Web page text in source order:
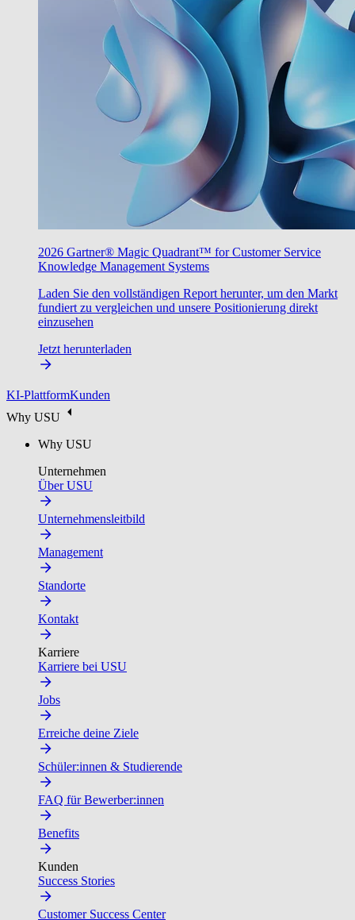
2026 Gartner® Magic Quadrant™ for Customer Service
Knowledge Management Systems
Laden Sie den vollständigen Report herunter, um den Markt
fundiert zu vergleichen und unsere Positionierung direkt
einzusehen
Jetzt herunterladen
KI-PlattformKunden
Why USU
Why USU
Unternehmen
Über USU
Unternehmensleitbild
Management
Standorte
Kontakt
Karriere
Karriere bei USU
Jobs
Erreiche deine Ziele
Schüler:innen & Studierende
FAQ für Bewerber:innen
Benefits
Kunden
Success Stories
Customer Success Center